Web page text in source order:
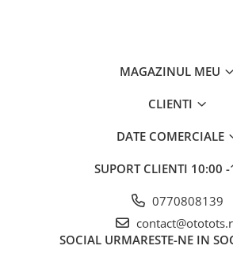
MAGAZINUL MEU
CLIENTI
DATE COMERCIALE
SUPORT CLIENTI 10:00
0770808139
SOCIAL URMARESTE-NE IN